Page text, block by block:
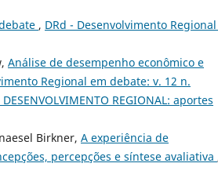
, DRd - Desenvolvimento
Análise de desempenho econômico e
Regional em debate: v. 12 n.
REGIONAL: aportes
Birkner, A experiência de
percepções e síntese avaliativa